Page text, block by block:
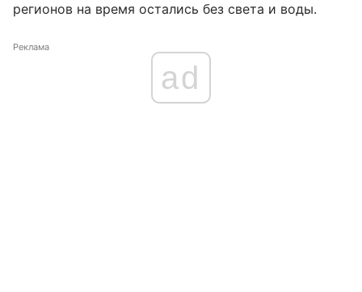
регионов на время остались без света и воды.
Реклама
ad